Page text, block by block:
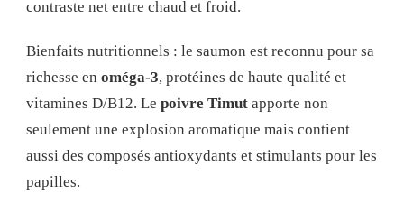
contraste net entre chaud et froid.
Bienfaits nutritionnels : le saumon est reconnu pour sa
richesse en oméga-3, protéines de haute qualité et
vitamines D/B12. Le poivre Timut apporte non
seulement une explosion aromatique mais contient
aussi des composés antioxydants et stimulants pour les
papilles.